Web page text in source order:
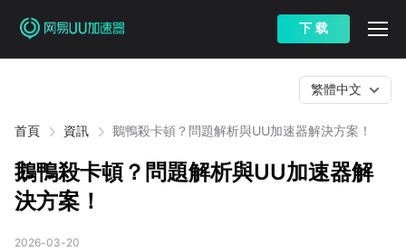
下 载
首頁 資訊 鵝鴨殺卡頓？問題解析與UU加速器解決方案！
繁體中文
鵝鴨殺卡頓？問題解析與UU加速器解
決方案！
2026-03-20